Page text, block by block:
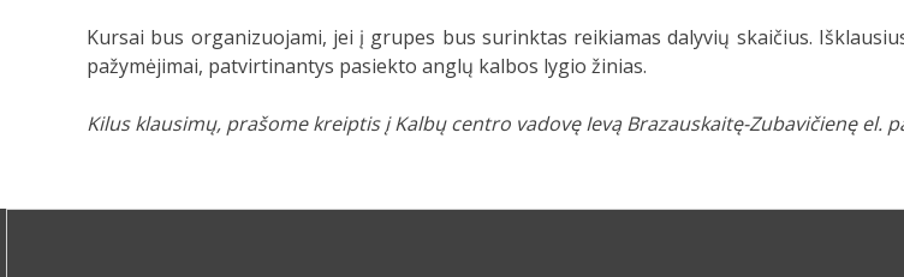
Kursai bus organizuojami, jei į grupes bus surinktas reikiamas dalyvių skaičius.
pažymėjimai, patvirtinantys pasiekto anglų kalbos lygio žinias.
Kilus klausimų, prašome kreiptis į Kalbų centro vadovę Ievą Brazauskaitę-Zubavičienę el.